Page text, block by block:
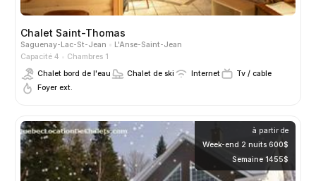
Chalet Saint-Thomas
Saguenay-Lac-St-Jean
L'Anse-Saint-Jean
Capacité 4
Chambres 1
Chalet bord de l'eau
Chalet de ski Internet
Tv / cable
Foyer ext.
à partir de
Week-end 2 nuits 600$
Semaine 1455$